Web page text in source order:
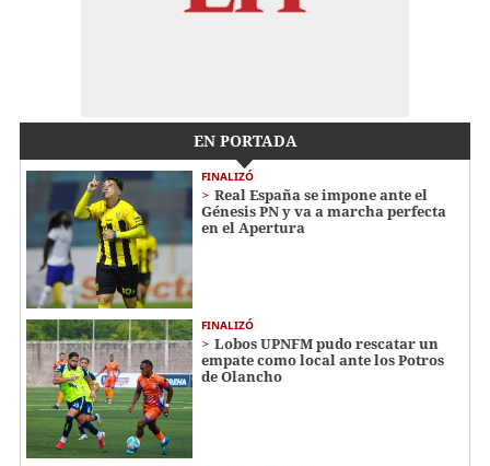
EN PORTADA
FINALIZÓ
Real España se impone ante el
Génesis PN y va a marcha perfecta
en el Apertura
FINALIZÓ
Lobos UPNFM pudo rescatar un
empate como local ante los Potros
de Olancho